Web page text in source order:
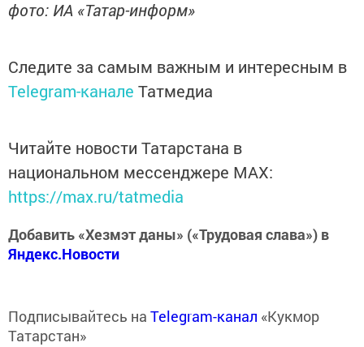
фото: ИА «Татар-информ»
Следите за самым важным и интересным в
Telegram-канале Татмедиа
Читайте новости Татарстана в
национальном мессенджере MАХ:
https://max.ru/tatmedia
Добавить «Хезмэт даны» («Трудовая слава») в
Яндекс.Новости
Подписывайтесь на Telegram-канал «Кукмор
Татарстан»